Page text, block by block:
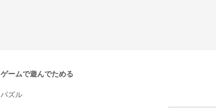
ゲームで遊んでためる
パズル